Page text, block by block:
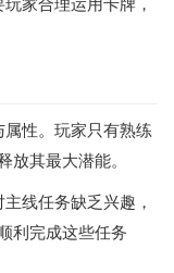
性。玩家只有熟练
放其最大潜能。
线任务缺乏兴趣，
利完成这些任务